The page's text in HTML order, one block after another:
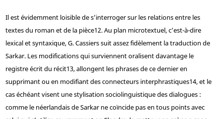
Il est évidemment loisible de s’interroger sur les relations entre les
textes du roman et de la pièce12. Au plan microtextuel, c’est-à-dire
lexical et syntaxique, G. Cassiers suit assez fidèlement la traduction de
Sarkar. Les modifications qui surviennent oralisent davantage le
registre écrit du récit13, allongent les phrases de ce dernier en
supprimant ou en modifiant des connecteurs interphrastiques14, et le
cas échéant visent une stylisation sociolinguistique des dialogues :
comme le néerlandais de Sarkar ne coïncide pas en tous points avec